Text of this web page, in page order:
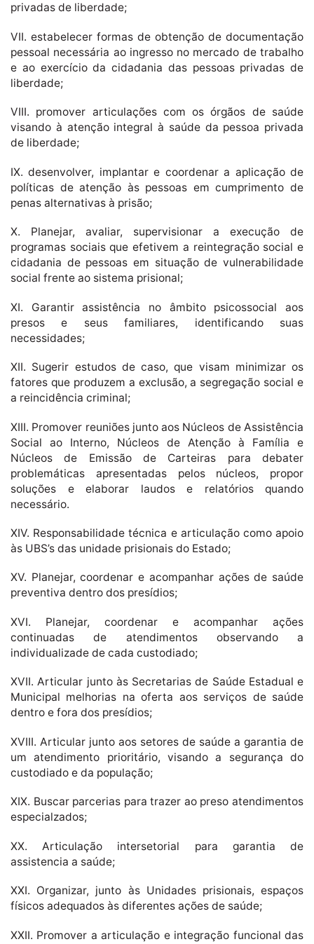
privadas de liberdade;
VII. estabelecer formas de obtenção de documentação
pessoal necessária ao ingresso no mercado de trabalho
e ao exercício da cidadania das pessoas privadas de
liberdade;
VIII. promover articulações com os órgãos de saúde
visando à atenção integral à saúde da pessoa privada
de liberdade;
IX. desenvolver, implantar e coordenar a aplicação de
políticas de atenção às pessoas em cumprimento de
penas alternativas à prisão;
X. Planejar, avaliar, supervisionar a execução de
programas sociais que efetivem a reintegração social e
cidadania de pessoas em situação de vulnerabilidade
social frente ao sistema prisional;
XI. Garantir assistência no âmbito psicossocial aos
presos e seus familiares, identificando suas
necessidades;
XII. Sugerir estudos de caso, que visam minimizar os
fatores que produzem a exclusão, a segregação social e
a reincidência criminal;
XIII. Promover reuniões junto aos Núcleos de Assistência
Social ao Interno, Núcleos de Atenção à Família e
Núcleos de Emissão de Carteiras para debater
problemáticas apresentadas pelos núcleos, propor
soluções e elaborar laudos e relatórios quando
necessário.
XIV. Responsabilidade técnica e articulação como apoio
às UBS’s das unidade prisionais do Estado;
XV. Planejar, coordenar e acompanhar ações de saúde
preventiva dentro dos presídios;
XVI. Planejar, coordenar e acompanhar ações
continuadas de atendimentos observando a
individualizade de cada custodiado;
XVII. Articular junto às Secretarias de Saúde Estadual e
Municipal melhorias na oferta aos serviços de saúde
dentro e fora dos presídios;
XVIII. Articular junto aos setores de saúde a garantia de
um atendimento prioritário, visando a segurança do
custodiado e da população;
XIX. Buscar parcerias para trazer ao preso atendimentos
especialzados;
XX. Articulação intersetorial para garantia de
assistencia a saúde;
XXI. Organizar, junto às Unidades prisionais, espaços
físicos adequados às diferentes ações de saúde;
XXII. Promover a articulação e integração funcional das